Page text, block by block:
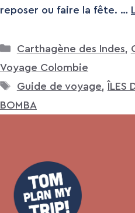
reposer ou faire la fête. …
Catégories
Carthagène des Indes,
Voyage Colombie
Étiquettes
Guide de voyage, ÎLES
BOMBA